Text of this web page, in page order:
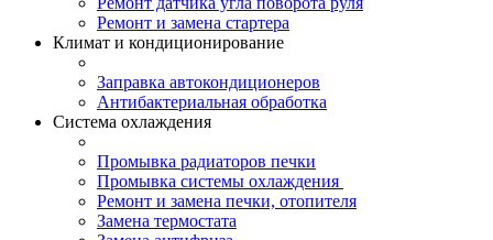
Ремонт и замена стартера
Климат и кондиционирование
Заправка автокондиционеров
Антибактериальная обработка
Система охлаждения
Промывка радиаторов печки
Промывка системы охлаждения
Ремонт и замена печки, отопителя
Замена термостата